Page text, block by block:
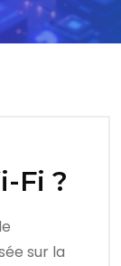
Fi ?
sur la